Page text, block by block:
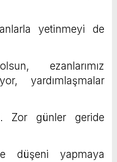
yetinmeyi de
ezanlarımız
yardımlaşmalar
Zor günler geride
yapmaya